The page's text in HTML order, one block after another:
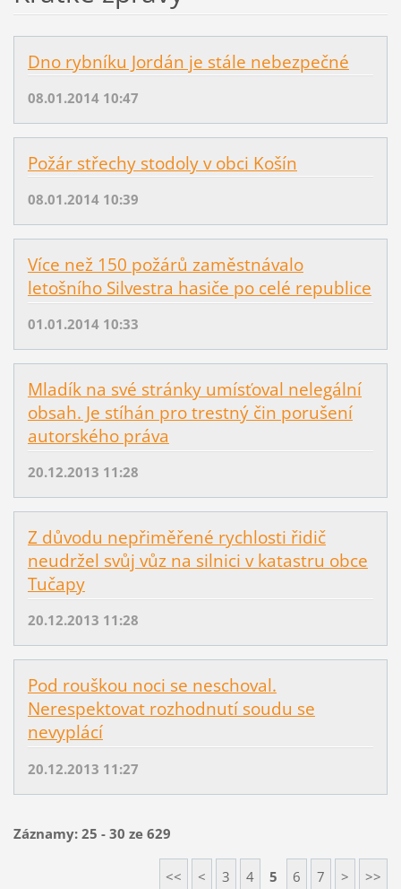
Dno rybníku Jordán je stále nebezpečné
08.01.2014 10:47
Požár střechy stodoly v obci Košín
08.01.2014 10:39
Více než 150 požárů zaměstnávalo
letošního Silvestra hasiče po celé republice
01.01.2014 10:33
Mladík na své stránky umísťoval nelegální
obsah. Je stíhán pro trestný čin porušení
autorského práva
20.12.2013 11:28
Z důvodu nepřiměřené rychlosti řidič
neudržel svůj vůz na silnici v katastru obce
Tučapy
20.12.2013 11:28
Pod rouškou noci se neschoval.
Nerespektovat rozhodnutí soudu se
nevyplácí
20.12.2013 11:27
Záznamy: 25 - 30 ze 629
<< < 3 4 5 6 7 > >>